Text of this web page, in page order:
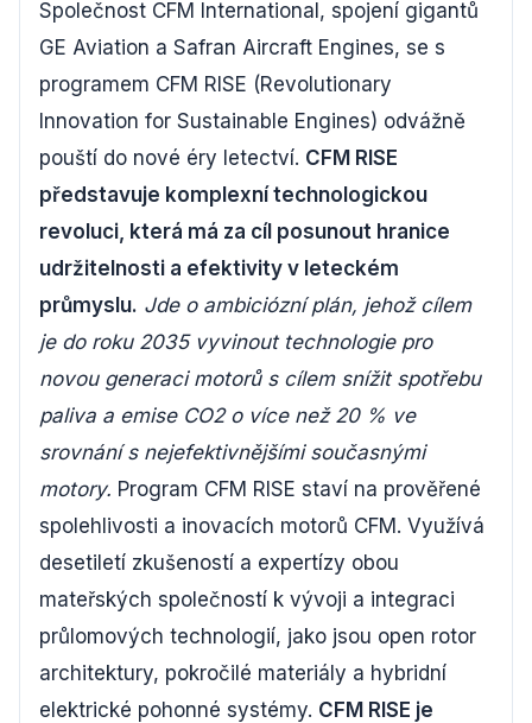
Společnost CFM International, spojení gigantů
GE Aviation a Safran Aircraft Engines, se s
programem CFM RISE (Revolutionary
Innovation for Sustainable Engines) odvážně
pouští do nové éry letectví. CFM RISE
představuje komplexní technologickou
revoluci, která má za cíl posunout hranice
udržitelnosti a efektivity v leteckém
průmyslu. Jde o ambiciózní plán, jehož cílem
je do roku 2035 vyvinout technologie pro
novou generaci motorů s cílem snížit spotřebu
paliva a emise CO2 o více než 20 % ve
srovnání s nejefektivnějšími současnými
motory. Program CFM RISE staví na prověřené
spolehlivosti a inovacích motorů CFM. Využívá
desetiletí zkušeností a expertízy obou
mateřských společností k vývoji a integraci
průlomových technologií, jako jsou open rotor
architektury, pokročilé materiály a hybridní
elektrické pohonné systémy. CFM RISE je